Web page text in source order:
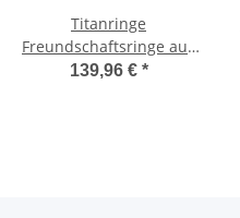
Titanringe
Freundschaftsringe aus
Titan mit Diamant
139,96 € *